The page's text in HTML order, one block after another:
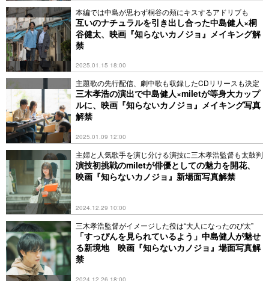
本編では中島が思わず桐谷の頬にキスするアドリブも
互いのナチュラルを引き出し合った中島健人×桐
谷健太、映画『知らないカノジョ』メイキング解
禁
2025.01.15 18:00
主題歌の先行配信、劇中歌も収録したCDリリースも決定
三木孝浩の演出で中島健人×miletが等身大カップ
ルに、映画『知らないカノジョ』メイキング写真
解禁
2025.01.09 12:00
主婦と人気歌手を演じ分ける演技に三木孝浩監督も太鼓判
演技初挑戦のmiletが俳優としての魅力を開花、
映画『知らないカノジョ』新場面写真解禁
2024.12.29 10:00
三木孝浩監督がイメージした役は“大人になったのび太”
「すっぴんを見られているよう」中島健人が魅せ
る新境地 映画『知らないカノジョ』場面写真解
禁
2024.12.26 18:00